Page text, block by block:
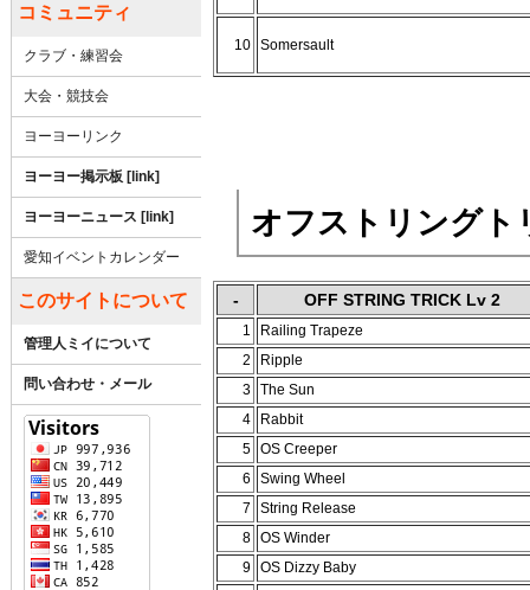
コミュニティ
クラブ・練習会
大会・競技会
ヨーヨーリンク
ヨーヨー掲示板 [link]
ヨーヨーニュース [link]
愛知イベントカレンダー
このサイトについて
管理人ミイについて
問い合わせ・メール
10 Somersault
オフストリングト
- OFF STRING TRICK Lv 2
1
Railing Trapeze
2
Ripple
3 The Sun
4
Rabbit
5 OS Creeper
6
Swing Wheel
7
String Release
8 OS Winder
9 OS Dizzy Baby